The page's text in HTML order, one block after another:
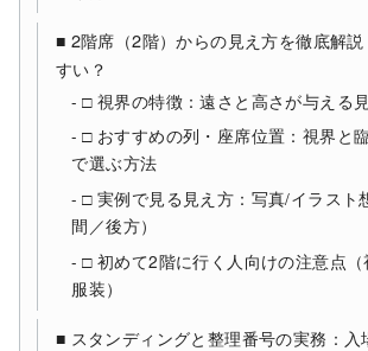
■ 2階席（2階）からの見え方を徹底解
すい？
□ 視界の特徴：遠さと高さが与える
□ おすすめの列・座席位置：視界と
で選ぶ方法
□ 実例で見る見え方：写真/イラスト
間／後方）
□ 初めて2階に行く人向けの注意点（
服装）
■ スタンディングと整理番号の実務：入